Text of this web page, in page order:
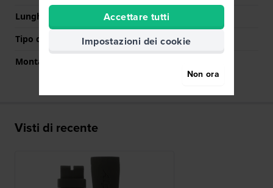
Lunghezza Parte Inferiore
105 mm
Tipo di montatura
Perni a molla
Montatura dritta
Visti di recente
Accettare tutti
Impostazioni dei cookie
Non ora